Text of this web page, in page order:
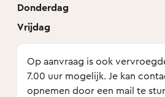
Donderdag
Vrijdag
Op aanvraag is ook
7.00 uur mogelijk. Je kan
opnemen door een mail te